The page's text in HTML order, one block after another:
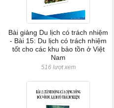
Bài giảng Du lịch có trách nhiệm
- Bài 15: Du lịch có trách nhiệm
tốt cho các khu bảo tồn ở Việt
Nam
516 lượt xem